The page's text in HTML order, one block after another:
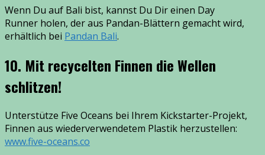
Wenn Du auf Bali bist, kannst Du Dir einen Day
Runner holen, der aus Pandan-Blättern gemacht wird,
erhältlich bei Pandan Bali.
10. Mit recycelten Finnen die Wellen
schlitzen!
Unterstütze Five Oceans bei Ihrem Kickstarter-Projekt,
Finnen aus wiederverwendetem Plastik herzustellen:
www.five-oceans.co